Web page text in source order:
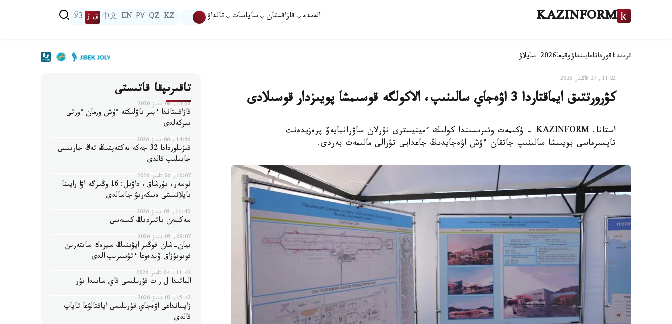
KAZINFORM الەمدە قازاقستان ساياسات تالداۋ KZ
QZ
РУ
EN
中文 ق ز ЎЗ
ترەند:اقورداتاعايىنداۋوقيعا2026-سايلاۋ
11:22, 27 قاڭتار 2026
كۋرورتتىق ايماقتاردا 3 اۋەجاي سالىنىپ، الاكولگە قوسىمشا پويىزدار قوسىلادى
استانا. KAZINFORM - ۇكىمەت وتىرىسىندا كولىك ءمينيسترى نۇرلان ساۋرانبايەۆ پرەزيدەنت
تاپسىرماسى بويىنشا سالىنىپ جاتقان ءۇش اۋەجايدىڭ جاعدايى تۋرالى مالىمەت بەردى.
تاقىرىپقا قاتىستى
13:06, 08 تامىز 2026
قازاقستاندا ءبىر تاۋلىكتە ءۇش ورمان ءورتى
تىركەلدى
14:56, 06 تامىز 2026
قىزىلوردادا 32 جەكە مەكتەپتىڭ تەڭ جارتىسى
جابىلىپ قالدى
10:07, 06 تامىز 2026
نوسەر، بۇرشاق، داۋىل: 16 وڭىرگە اۋا رايىنا
بايلانىستى ەسكەرتۋ جاسالدى
11:40, 05 تامىز 2026
سەكسەن باتىردىڭ كىسەسى
09:07, 05 تامىز 2026
تيان-شان قوڭىر ايۋىنىڭ سيرەك ساتتەرىن
فوتوتۇزاق ۆيدەوعا ءتۇسىرىپ الدى
11:42, 04 تامىز 2026
الماتىدا ل ر ت قۇرىلىسى قاي ساتىدا تۇر
15:42, 03 تامىز 2026
زايسانداعى اۋەجاي قۇرىلىسى اياقتالۋعا تاياپ
قالدى